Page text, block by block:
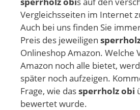
Vergleichsseiten im Internet
Auch bei uns finden Sie
Preis des jeweiligen
Onlineshop Amazon. Welche
Amazon noch alle bietet,
später noch aufzeigen.
Frage, wie dassperrholz obi
bewertet wurde.